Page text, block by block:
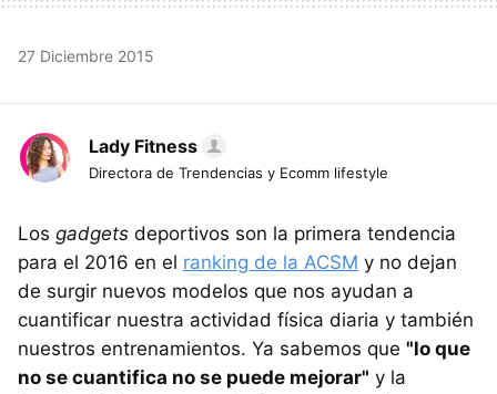
27 Diciembre 2015
Lady Fitness
Directora de Trendencias y Ecomm lifestyle
Los gadgets deportivos son la primera tendencia
para el 2016 en el ranking de la ACSM y no dejan
de surgir nuevos modelos que nos ayudan a
cuantificar nuestra actividad física diaria y también
nuestros entrenamientos. Ya sabemos que "lo que
no se cuantifica no se puede mejorar" y la